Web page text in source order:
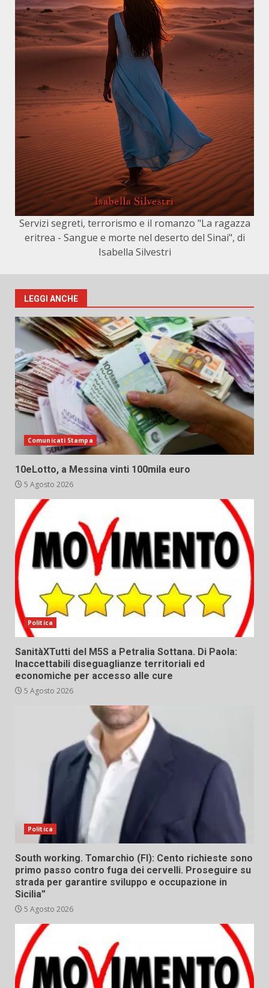
Servizi segreti, terrorismo e il romanzo "La ragazza
eritrea - Sangue e morte nel deserto del Sinai", di
Isabella Silvestri
LEGGI ANCHE
Comunicati Stampa
10eLotto, a Messina vinti 100mila euro
5 Agosto 2026
Politica
SanitàXTutti del M5S a Petralia Sottana. Di Paola:
Inaccettabili diseguaglianze territoriali ed
economiche per accesso alle cure
5 Agosto 2026
Politica
South working. Tomarchio (FI): Cento richieste sono
primo passo contro fuga dei cervelli. Proseguire su
strada per garantire sviluppo e occupazione in
Sicilia”
5 Agosto 2026